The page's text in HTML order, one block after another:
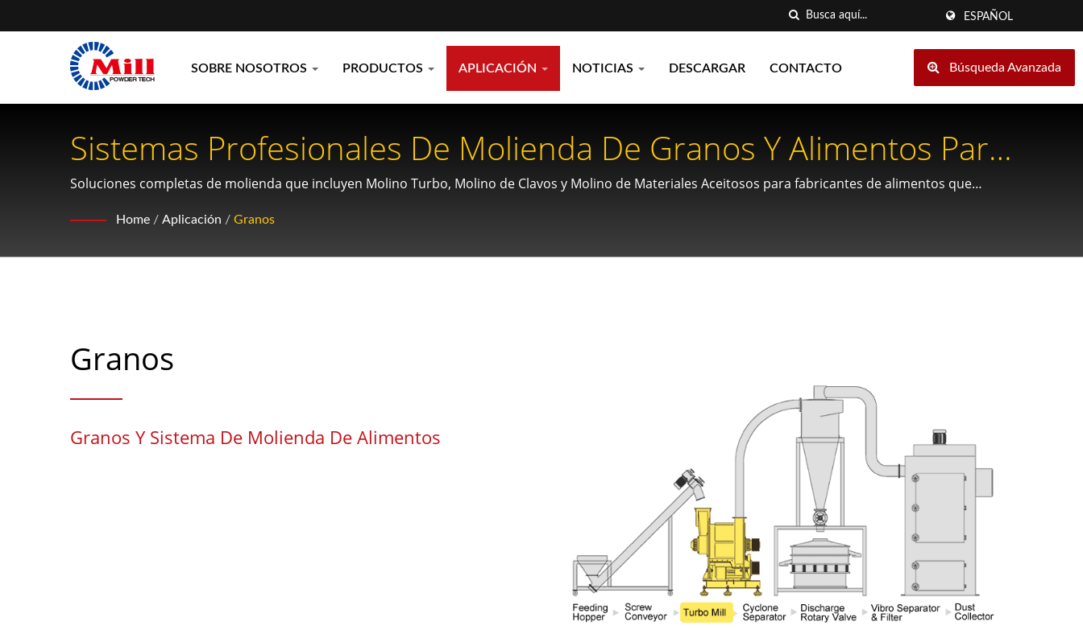
ESPAÑOL
SOBRE NOSOTROS PRODUCTOS APLICACIÓN NOTICIAS DESCARGAR CONTACTO Búsqueda Avanzada
Sistemas Profesionales De Molienda De Granos Y Alimentos Para
El Procesamiento De Arroz, Maíz, Nueces Y Semillas.
Soluciones completas de molienda que incluyen Molino Turbo, Molino de Clavos y Molino de Materiales Aceitosos para fabricantes de alimentos que
Home / Aplicación / Granos
Granos
Granos Y Sistema De Molienda De Alimentos